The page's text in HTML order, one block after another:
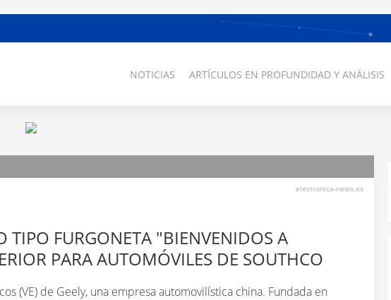
NOTICIAS ARTÍCULOS EN PROFUNDIDAD Y ANÁLISIS
electronica-news.es
TIPO FURGONETA "BIENVENIDOS A
PARA AUTOMÓVILES DE SOUTHCO
(VE) de Geely, una empresa automovilística china. Fundada en